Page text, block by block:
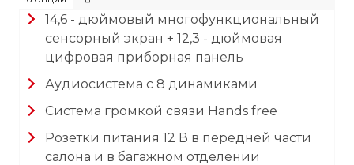
14,6 - дюймовый многофункциональный
сенсорный экран + 12,3 - дюймовая
цифровая приборная панель
Аудиосистема с 8 динамиками
Система громкой связи Hands free
Розетки питания 12 В в передней части
салона и в багажном отделении